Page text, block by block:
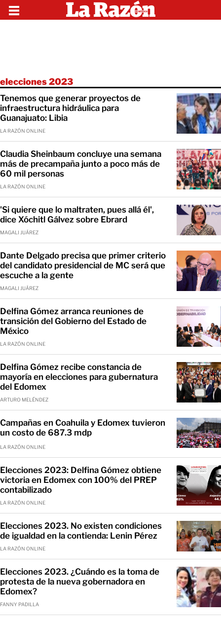
elecciones 2023
Tenemos que generar proyectos de
infraestructura hidráulica para
Guanajuato: Libia
LA RAZÓN ONLINE
Claudia Sheinbaum concluye una semana
más de precampaña junto a poco más de
60 mil personas
LA RAZÓN ONLINE
'Si quiere que lo maltraten, pues allá él',
dice Xóchitl Gálvez sobre Ebrard
MAGALI JUÁREZ
Dante Delgado precisa que primer criterio
del candidato presidencial de MC será que
escuche a la gente
MAGALI JUÁREZ
Delfina Gómez arranca reuniones de
transición del Gobierno del Estado de
México
LA RAZÓN ONLINE
Delfina Gómez recibe constancia de
mayoría en elecciones para gubernatura
del Edomex
ARTURO MELÉNDEZ
Campañas en Coahuila y Edomex tuvieron
un costo de 687.3 mdp
LA RAZÓN ONLINE
Elecciones 2023: Delfina Gómez obtiene
victoria en Edomex con 100% del PREP
contabilizado
LA RAZÓN ONLINE
Elecciones 2023. No existen condiciones
de igualdad en la contienda: Lenin Pérez
LA RAZÓN ONLINE
Elecciones 2023. ¿Cuándo es la toma de
protesta de la nueva gobernadora en
Edomex?
FANNY PADILLA